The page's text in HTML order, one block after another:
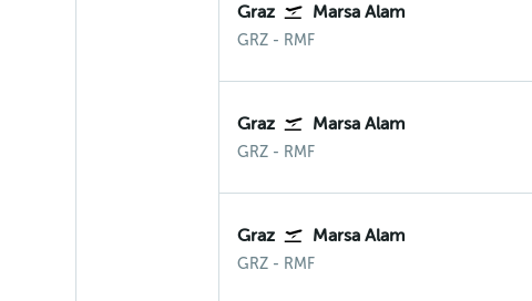
Graz Marsa Alam
GRZ Graz
- RMF
Graz Marsa Alam
GRZ Graz
- RMF
Graz Marsa Alam
GRZ Graz
- RMF